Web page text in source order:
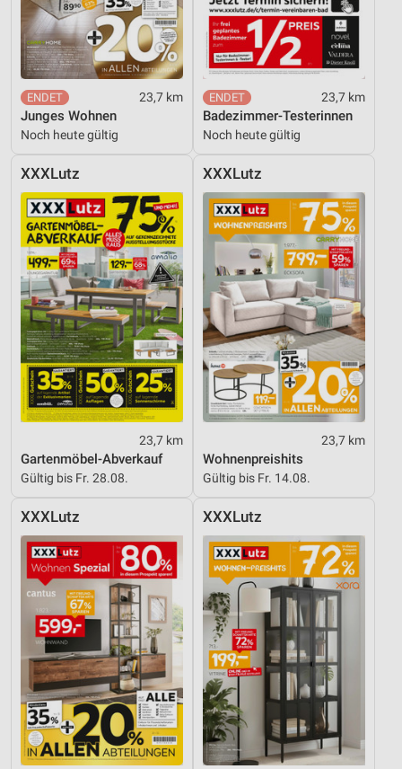
23,7 km
Junges Wohnen
Noch heute gültig
23,7 km
Badezimmer-Testerinnen
Noch heute gültig
XXXLutz
23,7 km
Gartenmöbel-Abverkauf
Gültig bis Fr. 28.08.
XXXLutz
23,7 km
Wohnenpreishits
Gültig bis Fr. 14.08.
XXXLutz XXXLutz
Nicht-IAB-Verarbeitungszwecke:
Notwendig
Performance
Funktional